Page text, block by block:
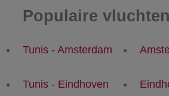
Populaire vluchten
Tunis - Amsterdam
Tunis - Eindhoven